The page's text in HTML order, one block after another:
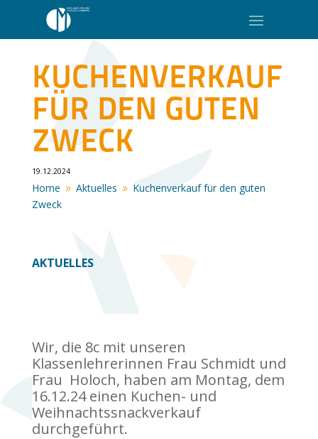
KUCHENVERKAUF
FÜR DEN GUTEN
ZWECK
19.12.2024
Home 9 Aktuelles 9 Kuchenverkauf für den guten
Zweck
AKTUELLES
Wir, die 8c mit unseren
Klassenlehrerinnen Frau Schmidt und
Frau Holoch, haben am Montag, dem
16.12.24 einen Kuchen- und
Weihnachtssnackverkauf
durchgeführt.